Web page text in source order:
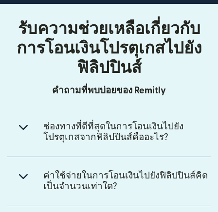
รับความช่วยเหลือเกี่ยวกับ
การโอนเงินโปรตุเกสไปยัง
ฟิลิปปินส์
คำถามที่พบบ่อยของ Remitly
ช่องทางที่ดีที่สุดในการโอนเงินไปยัง
โปรตุเกสจากฟิลิปปินส์คืออะไร?
ค่าใช้จ่ายในการโอนเงินไปยังฟิลิปปินส์คิด
เป็นจำนวนเท่าใด?